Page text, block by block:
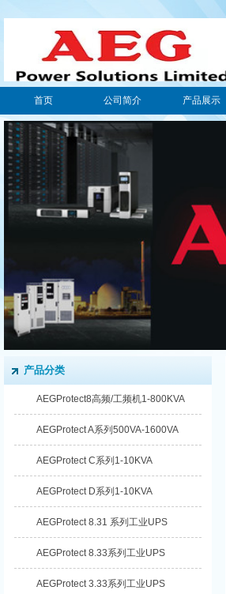
首页 公司简介 产品展示
产品分类
AEGProtect8高频/工频机1-800KVA
AEGProtect A系列500VA-1600VA
AEGProtect C系列1-10KVA
AEGProtect D系列1-10KVA
AEGProtect 8.31 系列工业UPS
AEGProtect 8.33系列工业UPS
AEGProtect 3.33系列工业UPS